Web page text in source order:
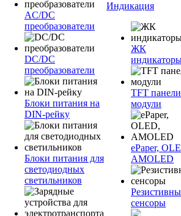
AC/DC
преобразователи
DC/DC
преобразователи
Блоки питания на
DIN-рейку
Блоки питания для
светодиодных
светильников
Индикация
ЖК
TFT
модули
ePaper,
AMOLED
сенсоры